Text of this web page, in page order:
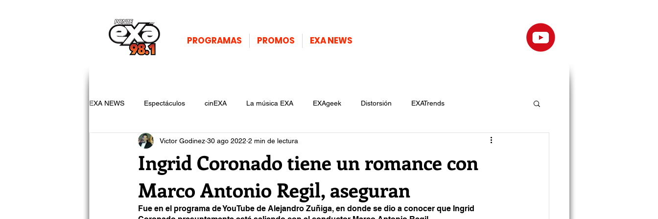
PROGRAMAS PROMOS EXA NEWS
EXA NEWS Espectáculos cinEXA La música EXA EXAgeek Distorsión EXATrends
Ingrid Coronado tiene un romance con
Marco Antonio Regil, aseguran
Victor Godinez 30 ago 2022 2 min de lectura
Fue en el programa de YouTube de Alejandro Zuñiga, en donde se dio a conocer que Ingrid